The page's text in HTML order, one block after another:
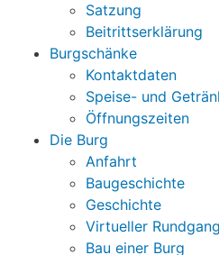
Satzung
Beitrittserklärung
Burgschänke
Kontaktdaten
Speise- und
Öffnungszeiten
Die Burg
Anfahrt
Baugeschichte
Geschichte
Virtueller Rundgang
Bau einer Burg